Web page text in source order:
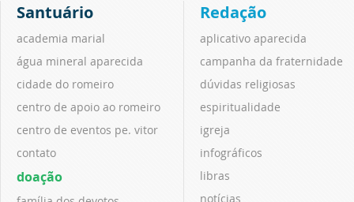
Santuário
academia marial
água mineral aparecida
cidade do romeiro
centro de apoio ao romeiro
centro de eventos pe. vitor
contato
doação
Redação
aplicativo aparecida
campanha da fraternidade
dúvidas religiosas
espiritualidade
igreja
infográficos
libras
notícias